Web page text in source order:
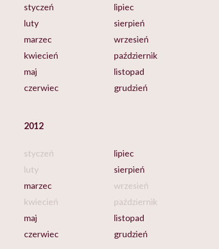
styczeń
luty
marzec
kwiecień
maj
czerwiec
lipiec
sierpień
wrzesień
październik
listopad
grudzień
2012
styczeń
luty
marzec
kwiecień
maj
czerwiec
lipiec
sierpień
wrzesień
październik
listopad
grudzień